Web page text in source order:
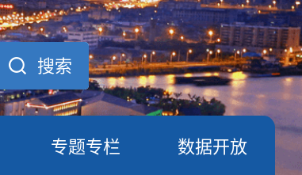
专题专栏 数据开放